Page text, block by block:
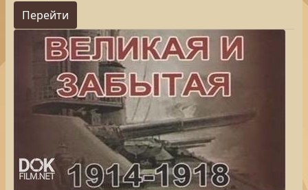
Перейти